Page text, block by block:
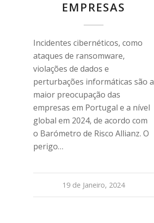
EMPRESAS
Incidentes cibernéticos, como
ataques de ransomware,
violações de dados e
perturbações informáticas são a
maior preocupação das
empresas em Portugal e a nível
global em 2024, de acordo com
o Barómetro de Risco Allianz. O
perigo…
19 de Janeiro, 2024